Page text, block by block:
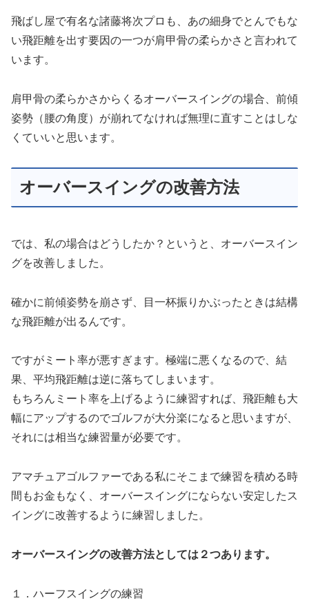
飛ばし屋で有名な諸藤将次プロも、あの細身でとんでもな
い飛距離を出す要因の一つが肩甲骨の柔らかさと言われて
います。
肩甲骨の柔らかさからくるオーバースイングの場合、前傾
姿勢（腰の角度）が崩れてなければ無理に直すことはしな
くていいと思います。
オーバースイングの改善方法
では、私の場合はどうしたか？というと、オーバースイン
グを改善しました。
確かに前傾姿勢を崩さず、目一杯振りかぶったときは結構
な飛距離が出るんです。
ですがミート率が悪すぎます。極端に悪くなるので、結
果、平均飛距離は逆に落ちてしまいます。
もちろんミート率を上げるように練習すれば、飛距離も大
幅にアップするのでゴルフが大分楽になると思いますが、
それには相当な練習量が必要です。
アマチュアゴルファーである私にそこまで練習を積める時
間もお金もなく、オーバースイングにならない安定したス
イングに改善するように練習しました。
オーバースイングの改善方法としては２つあります。
１．ハーフスイングの練習